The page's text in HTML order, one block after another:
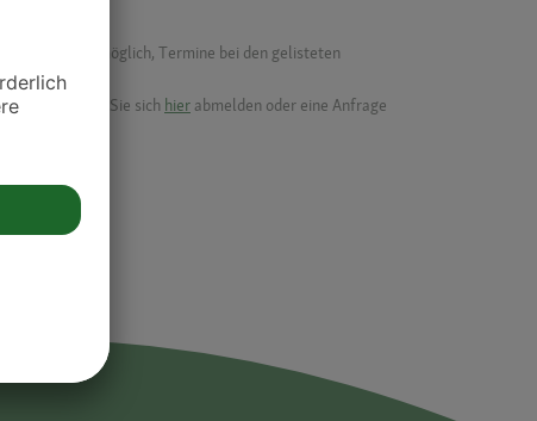
ist es nicht möglich, Termine bei den gelisteten
können Sie sich hier abmelden oder eine Anfrage